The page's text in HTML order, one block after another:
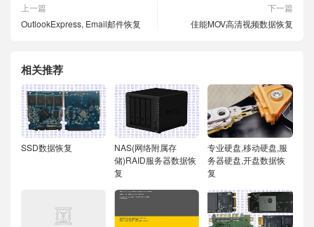
上一篇
OutlookExpress, Email邮件恢复
下一篇
佳能MOV高清视频数据恢复
相关推荐
SSD数据恢复
NAS(网络附属存
储)RAID服务器数据恢
复
专业硬盘,移动硬盘,服
务器硬盘,开盘数据恢
复